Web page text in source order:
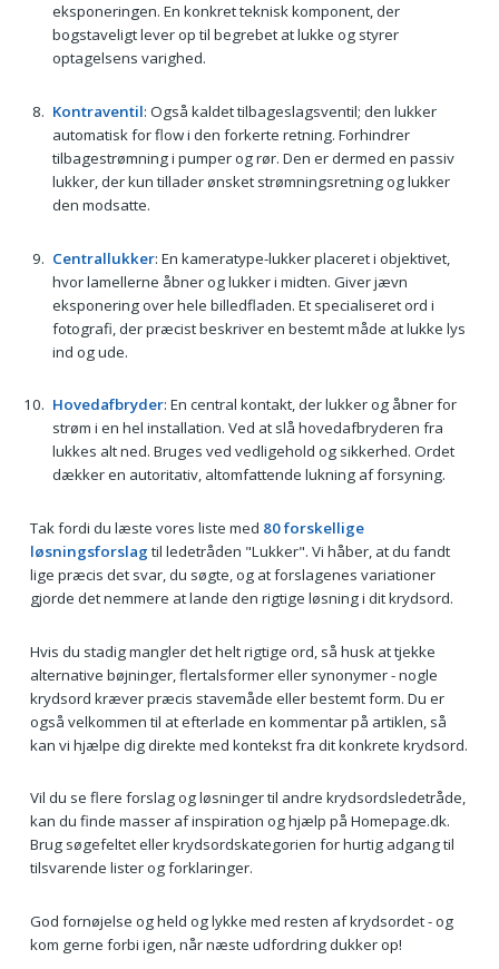
eksponeringen. En konkret teknisk komponent, der
bogstaveligt lever op til begrebet at lukke og styrer
optagelsens varighed.
Kontraventil: Også kaldet tilbageslagsventil; den lukker
automatisk for flow i den forkerte retning. Forhindrer
tilbagestrømning i pumper og rør. Den er dermed en passiv
lukker, der kun tillader ønsket strømningsretning og lukker
den modsatte.
Centrallukker: En kameratype-lukker placeret i objektivet,
hvor lamellerne åbner og lukker i midten. Giver jævn
eksponering over hele billedfladen. Et specialiseret ord i
fotografi, der præcist beskriver en bestemt måde at lukke lys
ind og ude.
Hovedafbryder: En central kontakt, der lukker og åbner for
strøm i en hel installation. Ved at slå hovedafbryderen fra
lukkes alt ned. Bruges ved vedligehold og sikkerhed. Ordet
dækker en autoritativ, altomfattende lukning af forsyning.
Tak fordi du læste vores liste med 80 forskellige
løsningsforslag til ledetråden "Lukker". Vi håber, at du fandt
lige præcis det svar, du søgte, og at forslagenes variationer
gjorde det nemmere at lande den rigtige løsning i dit krydsord.
Hvis du stadig mangler det helt rigtige ord, så husk at tjekke
alternative bøjninger, flertalsformer eller synonymer - nogle
krydsord kræver præcis stavemåde eller bestemt form. Du er
også velkommen til at efterlade en kommentar på artiklen, så
kan vi hjælpe dig direkte med kontekst fra dit konkrete krydsord.
Vil du se flere forslag og løsninger til andre krydsordsledetråde,
kan du finde masser af inspiration og hjælp på Homepage.dk.
Brug søgefeltet eller krydsordskategorien for hurtig adgang til
tilsvarende lister og forklaringer.
God fornøjelse og held og lykke med resten af krydsordet - og
kom gerne forbi igen, når næste udfordring dukker op!